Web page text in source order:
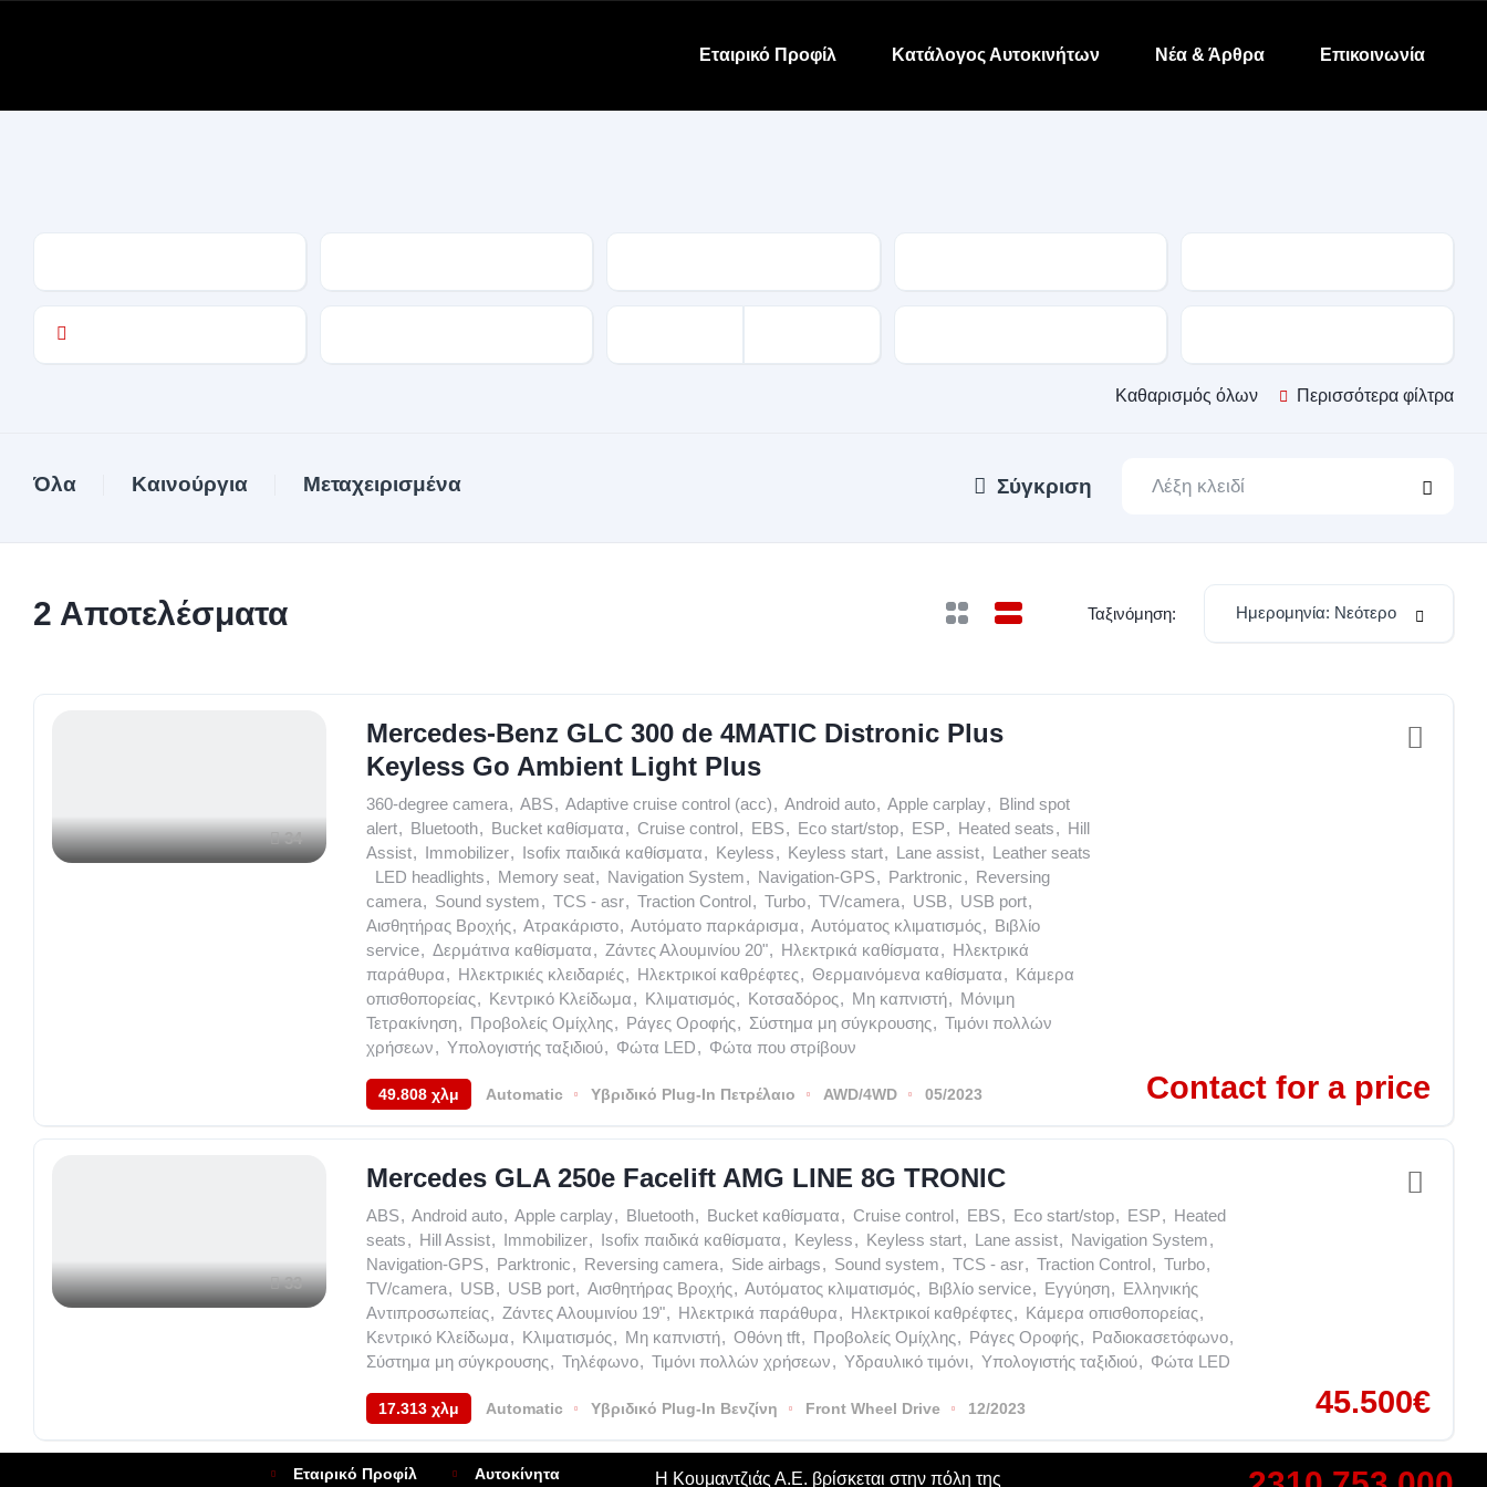
Εταιρικό Προφίλ Κατάλογος Αυτοκινήτων Νέα & Άρθρα Επικοινωνία
Καθαρισμός όλων Περισσότερα φίλτρα
Όλα Καινούργια Μεταχειρισμένα Σύγκριση
2 Αποτελέσματα Ταξινόμηση: Ημερομηνία: Νεότερο
34
Mercedes-Benz GLC 300 de 4MATIC Distronic Plus
Keyless Go Ambient Light Plus
360-degree camera, ABS, Adaptive cruise control (acc), Android auto, Apple carplay, Blind spot
alert, Bluetooth, Bucket καθίσματα, Cruise control, EBS, Eco start/stop, ESP, Heated seats, Hill
Assist, Immobilizer, Isofix παιδικά καθίσματα, Keyless, Keyless start, Lane assist, Leather seats
LED headlights, Memory seat, Navigation System, Navigation-GPS, Parktronic, Reversing
camera, Sound system, TCS - asr, Traction Control, Turbo, TV/camera, USB, USB port,
Αισθητήρας Βροχής, Ατρακάριστο, Αυτόματο παρκάρισμα, Αυτόματος κλιματισμός, Βιβλίο
service, Δερμάτινα καθίσματα, Ζάντες Αλουμινίου 20", Ηλεκτρικά καθίσματα, Ηλεκτρικά
παράθυρα, Ηλεκτρικιές κλειδαριές, Ηλεκτρικοί καθρέφτες, Θερμαινόμενα καθίσματα, Κάμερα
οπισθοπορείας, Κεντρικό Κλείδωμα, Κλιματισμός, Κοτσαδόρος, Μη καπνιστή, Μόνιμη
Τετρακίνηση, Προβολείς Ομίχλης, Ράγες Οροφής, Σύστημα μη σύγκρουσης, Τιμόνι πολλών
χρήσεων, Υπολογιστής ταξιδιού, Φώτα LED, Φώτα που στρίβουν
49.808 χλμ Automatic Υβριδικό Plug-In Πετρέλαιο AWD/4WD 05/2023 Contact for a price
33
Mercedes GLA 250e Facelift AMG LINE 8G TRONIC
ABS, Android auto, Apple carplay, Bluetooth, Bucket καθίσματα, Cruise control, EBS, Eco start/stop, ESP, Heated
seats, Hill Assist, Immobilizer, Isofix παιδικά καθίσματα, Keyless, Keyless start, Lane assist, Navigation System,
Navigation-GPS, Parktronic, Reversing camera, Side airbags, Sound system, TCS - asr, Traction Control, Turbo,
TV/camera, USB, USB port, Αισθητήρας Βροχής, Αυτόματος κλιματισμός, Βιβλίο service, Εγγύηση, Ελληνικής
Αντιπροσωπείας, Ζάντες Αλουμινίου 19", Ηλεκτρικά παράθυρα, Ηλεκτρικοί καθρέφτες, Κάμερα οπισθοπορείας,
Κεντρικό Κλείδωμα, Κλιματισμός, Μη καπνιστή, Οθόνη tft, Προβολείς Ομίχλης, Ράγες Οροφής, Ραδιοκασετόφωνο,
Σύστημα μη σύγκρουσης, Τηλέφωνο, Τιμόνι πολλών χρήσεων, Υδραυλικό τιμόνι, Υπολογιστής ταξιδιού, Φώτα LED
17.313 χλμ Automatic Υβριδικό Plug-In Βενζίνη Front Wheel Drive 12/2023 45.500€
Εταιρικό Προφίλ Αυτοκίνητα Η Κουμαντζιάς Α.Ε. βρίσκεται στην πόλη της